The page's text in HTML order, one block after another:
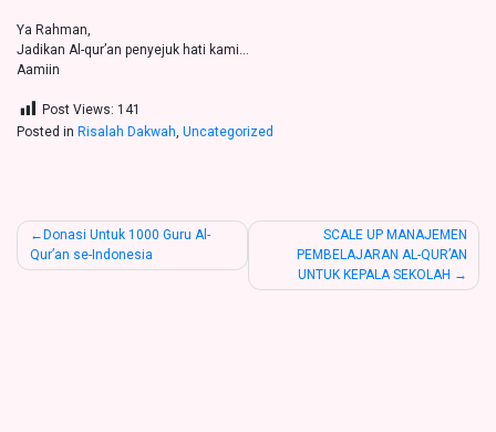
Ya Rahman,
Jadikan Al-qur’an penyejuk hati kami…
Aamiin
Post Views: 141
Posted in Risalah Dakwah, Uncategorized
Post
navigation
Donasi Untuk 1000 Guru Al-
Qur’an se-Indonesia
SCALE UP MANAJEMEN
PEMBELAJARAN AL-QUR’AN
UNTUK KEPALA SEKOLAH